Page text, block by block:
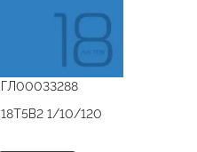
ГЛ00033288
18Т5В2 1/10/120